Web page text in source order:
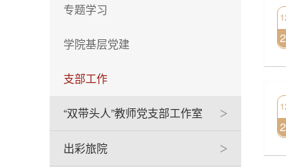
专题学习
学院基层党建
支部工作
“双带头人”教师党支部工作室 >
出彩旅院 >